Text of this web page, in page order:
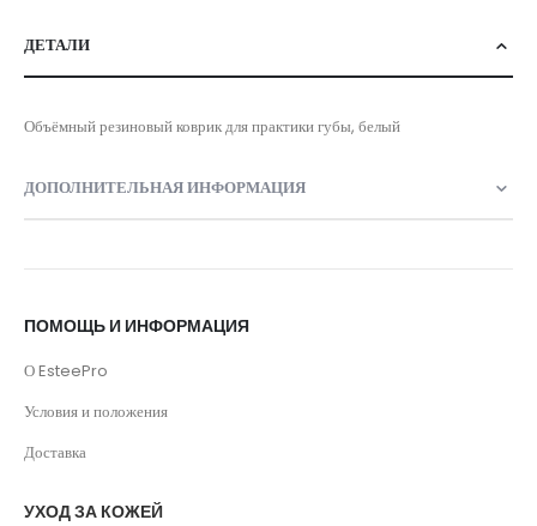
ДЕТАЛИ
Объёмный резиновый коврик для практики губы, белый
ДОПОЛНИТЕЛЬНАЯ ИНФОРМАЦИЯ
ПОМОЩЬ И ИНФОРМАЦИЯ
О EsteePro
Условия и положения
Доставка
УХОД ЗА КОЖЕЙ